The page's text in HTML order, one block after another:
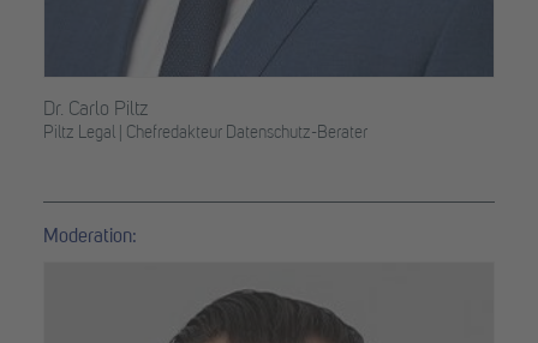
Dr. Carlo Piltz
Piltz Legal | Chefredakteur Datenschutz-Berater
Moderation: